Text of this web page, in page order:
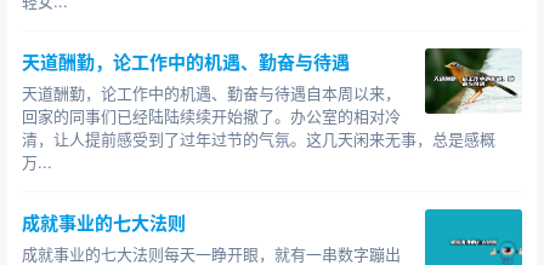
十公里以外的地方，你肯定也会屁颠屁颠地去，因为你喜
……
所以说，这世界上没有绝对的懒人，而我们之所以犯
懒，之所以有严重的拖延症，都是有原因的，通常有两种
一是，所需要做的事，内在驱动力不足，也就是欲望
天道酬勤，论工作中的机遇、勤奋与待遇
天道酬勤，论工作中的机遇、勤奋与待遇自本周以来，
回家的同事们已经陆陆续续开始撤了。办公室的相对冷
清，让人提前感受到了过年过节的气氛。这几天闲来无事，总是感概
万...
成就事业的七大法则
成就事业的七大法则每天一睁开眼，就有一串数字蹦出